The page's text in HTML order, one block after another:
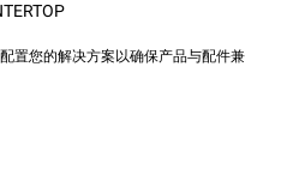
置您的解决方案以确保产品与配件兼